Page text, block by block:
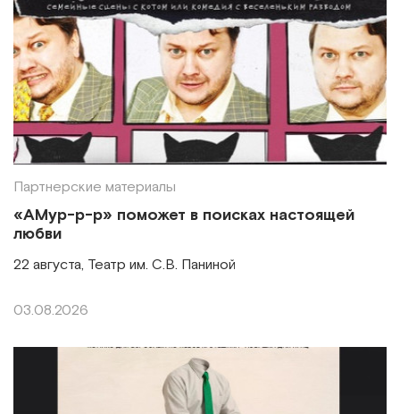
Партнерские материалы
«АМур-р-р» поможет в поисках настоящей
любви
22 августа, Театр им. С.В. Паниной
03.08.2026